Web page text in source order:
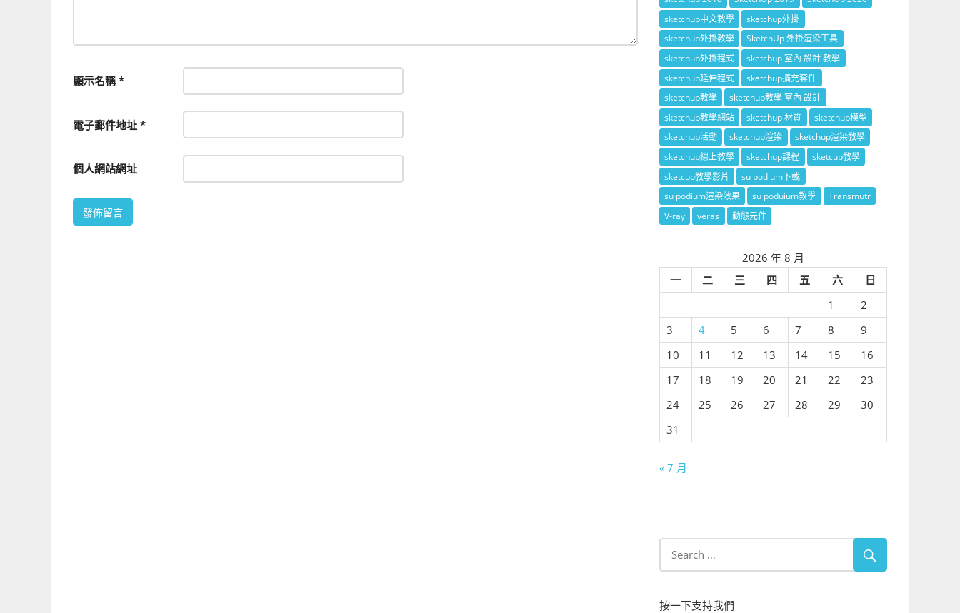
顯示名稱*
電子郵件地址 *
個人網站網址
sketchup中文教學
sketchup外掛
sketchup外掛教學
SketchUp 外掛渲染工具
sketchup外掛程式
sketchup 室內 設計 教學
sketchup延伸程式
sketchup擴充套件
sketchup教學
sketchup教學 室內 設計
sketchup教學網站
sketchup 材質
sketchup模型
sketchup活動
sketchup渲染
sketchup渲染教學
sketchup線上教學
sketchup課程
sketcup教學
sketcup教學影片
su podium下載
su podium渲染效果
su poduium教學
Transmutr
V-ray
veras 動態元件
2026 年 8 月
一
二 三 四 五 六
日
1
2
3
4 5 6 7 8
9
10
11 12 13 14 15
16
17
18 19 20 21 22
23
24
25 26 27 28 29
30
31
« 7 月
按一下支持我們